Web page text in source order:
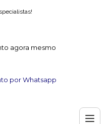
agora mesmo
por Whatsapp